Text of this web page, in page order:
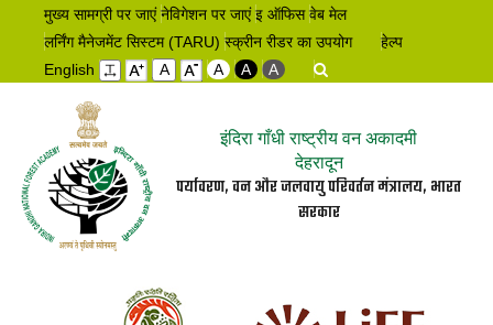
मुख्य सामग्री पर जाएं नेविगेशन पर जाएं इ ऑफिस वेब मेल
लर्निंग मैनेजमेंट सिस्टम (TARU) स्क्रीन रीडर का उपयोग
हेल्प
English
A A A A
इंदिरा गाँधी राष्ट्रीय वन अकादमी
देहरादून
पर्यावरण, वन और जलवायु परिवर्तन मंत्रालय, भारत
सरकार